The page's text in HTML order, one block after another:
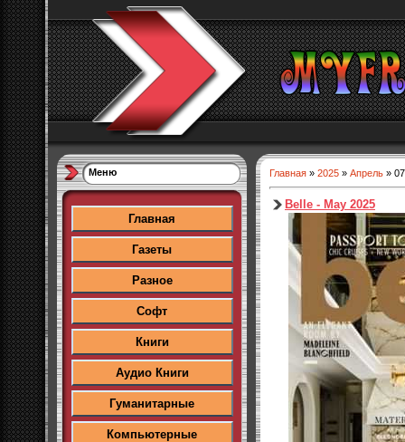
Меню
Главная
Газеты
Разное
Софт
Книги
Аудио Книги
Гуманитарные
Компьютерные
Главная » 2025 » Апрель » 07
Belle - May 2025